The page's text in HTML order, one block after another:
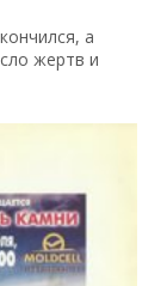
а
жертв и